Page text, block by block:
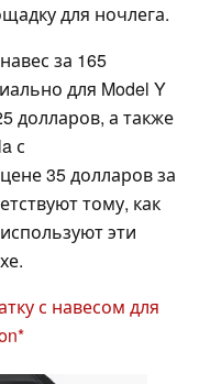
для ночлега.
за 165
для Model Y
долларов, а также
с
35 долларов за
тому, как
эти
с навесом для